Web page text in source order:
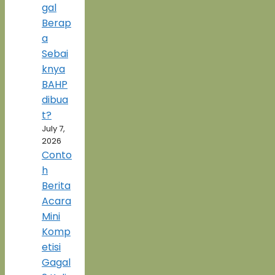
gal
Berap
a
Sebai
knya
BAHP
dibua
t?
July 7,
2026
Conto
h
Berita
Acara
Mini
Komp
etisi
Gagal